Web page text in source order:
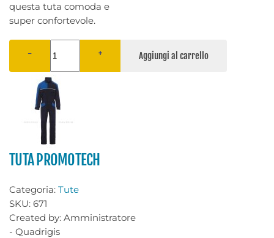
questa tuta comoda e
super confortevole.
− +
TUTA PROMOTECH
Categoria: Tute
SKU: 671
Created by: Amministratore
- Quadrigis